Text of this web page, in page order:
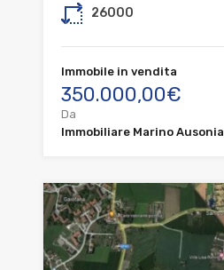
26000
Immobile in vendita
350.000,00€
Da
Immobiliare Marino Ausonia